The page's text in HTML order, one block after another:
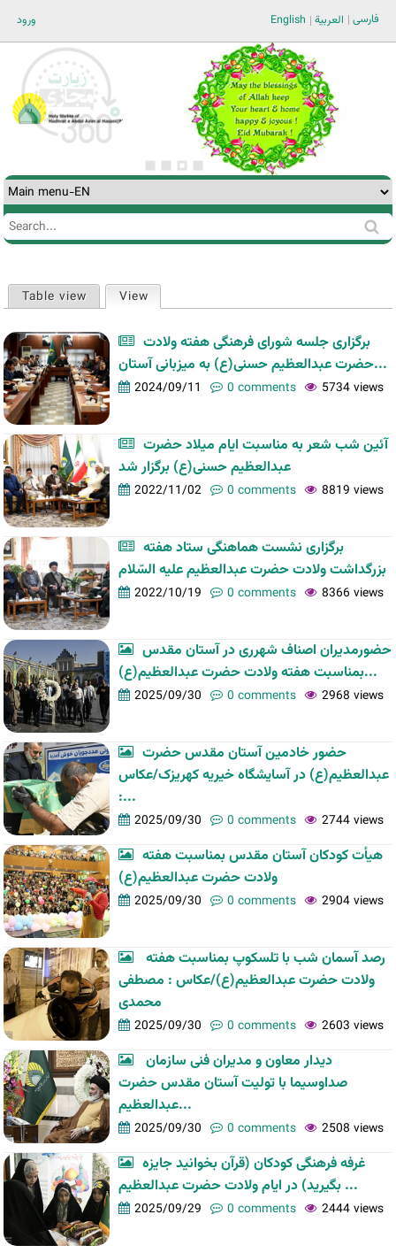
ورود فارسی العربية English
Search
Search
tabs
Table view View
برگزاری جلسه شورای فرهنگی هفته ولادت
حضرت عبدالعظیم حسنی(ع) به میزبانی آستان...
2024/09/11 0 comments 5734 views
آئین شب شعر به مناسبت ایام میلاد حضرت
عبدالعظیم حسنی(ع) برگزار شد
2022/11/02 0 comments 8819 views
برگزاری نشست هماهنگی ستاد هفته
بزرگداشت ولادت حضرت عبدالعظیم علیه السّلام
2022/10/19 0 comments 8366 views
حضورمدیران اصناف شهرری در آستان مقدس
بمناسبت هفته ولادت حضرت عبدالعظیم(ع)...
2025/09/30 0 comments 2968 views
حضور خادمین آستان مقدس حضرت
عبدالعظیم(ع) در آسایشگاه خیریه کهریزک/عکاس
:...
2025/09/30 0 comments 2744 views
هیأت کودکان آستان مقدس بمناسبت هفته
ولادت حضرت عبدالعظیم(ع)
2025/09/30 0 comments 2904 views
رصد آسمان شب با تلسکوپ بمناسبت هفته
ولادت حضرت عبدالعظیم(ع)/عکاس : مصطفی
محمدی
2025/09/30 0 comments 2603 views
دیدار معاون و مدیران فنی سازمان
صداوسیما با تولیت آستان مقدس حضرت
عبدالعظیم...
2025/09/30 0 comments 2508 views
غرفه فرهنگی کودکان (قرآن بخوانید جایزه
بگیرید) در ایام ولادت حضرت عبدالعظیم ...
2025/09/29 0 comments 2444 views